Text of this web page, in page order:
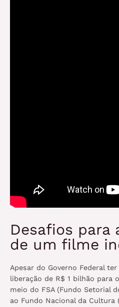
Desafios para
de um filme
Apesar do Governo Federal
liberação de R$ 1 bilhão para
meio do FSA (Fundo Setorial
ao Fundo Nacional da Cultura